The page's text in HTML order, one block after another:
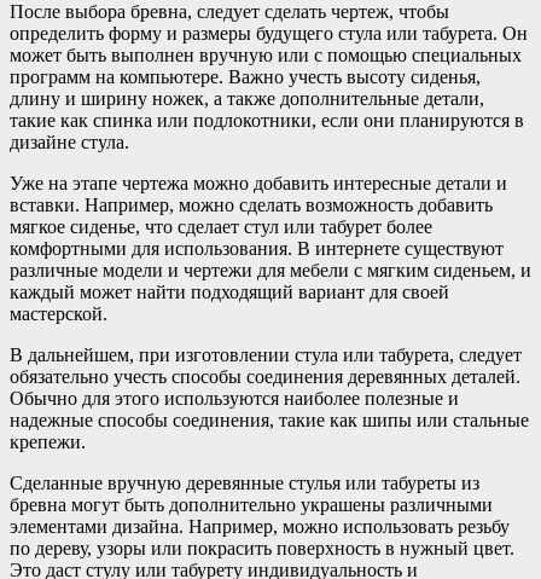
После выбора бревна, следует сделать чертеж, чтобы
определить форму и размеры будущего стула или табурета. Он
может быть выполнен вручную или с помощью специальных
программ на компьютере. Важно учесть высоту сиденья,
длину и ширину ножек, а также дополнительные детали,
такие как спинка или подлокотники, если они планируются в
дизайне стула.
Уже на этапе чертежа можно добавить интересные детали и
вставки. Например, можно сделать возможность добавить
мягкое сиденье, что сделает стул или табурет более
комфортными для использования. В интернете существуют
различные модели и чертежи для мебели с мягким сиденьем, и
каждый может найти подходящий вариант для своей
мастерской.
В дальнейшем, при изготовлении стула или табурета, следует
обязательно учесть способы соединения деревянных деталей.
Обычно для этого используются наиболее полезные и
надежные способы соединения, такие как шипы или стальные
крепежи.
Сделанные вручную деревянные стулья или табуреты из
бревна могут быть дополнительно украшены различными
элементами дизайна. Например, можно использовать резьбу
по дереву, узоры или покрасить поверхность в нужный цвет.
Это даст стулу или табурету индивидуальность и